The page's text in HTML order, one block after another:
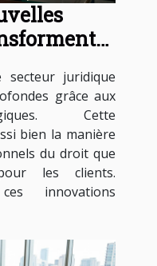
?
secteur juridique
grâce aux
Cette
bien la manière
du droit que
les clients.
innovations